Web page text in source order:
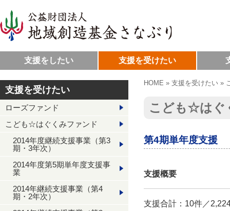
支援をしたい 支援を受けたい
HOME » 支援を受けたい »
こども☆はぐ
第4期単年度支援
支援概要
支援合計：10件／
支援を受けたい
ローズファンド
こども☆はぐくみファンド
2014年度継続支援事業（第3
期・3年次）
2014年度第5期単年度支援事
業
2014年継続支援事業（第4
期・2年次）